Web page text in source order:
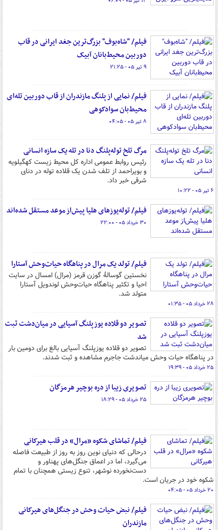
فیلم/ "شاه‌بوف" بزرگ‌ترین جغد ایرانی در قاب
دوربین محیط‌بانان آبیک
۹ تیر ۰۵ - ۲۱:۲۵
فیلم/ نمایی از پلنگ مازندران از قاب دوربین تله‌ای
محیط‌بان سوادکوهی
۸ تیر ۰۵ - ۰۴:۰۵
مرگ تلخ توله‌پلنگ دنا در تله یک سازه انسانی
رئیس روابط عمومی اداره کل محیط زیست کهگیلویه
و بویراحمد از تلف شدن یک قلاده توله در دنای
شرقی خبر داد.
۶ تیر ۰۵ - ۱۰:۲۲
فیلم/ توله‌یوزهای هلیا پیش‌از موعد مستقل شده‌اند
۳۰ خرداد ۰۵ - ۲۲:۰۰
فیلم/ تولد یک مرال در پناهگاه حیات‌وحش آستارا
نخستین گوسالۀ گوزن قرمز (مرال) امسال در سایت
احیا و تکثیر پناهگاه حیات‌وحش لوندویل آستارا
متولد شد.
۲۸ خرداد ۰۵ - ۰۱:۳۵
تصویر دو قلاده یوزپلنگ آسیایی در میان‌دشت ثبت
شد
تصویر دو قلاده یوزپلنگ آسیایی بالغ برای دومین بار
در پناهگاه حیات وحش میاندشت جاجرم مشاهده و ثبت شدند.
۲۵ خرداد ۰۵ - ۱۹:۳۹
تصویری زیبا از دره بوچیر هرمزگان
۲۵ خرداد ۰۵ - ۱۸:۲۹
فیلم/ تماشای شکوه «مرال» در قلب هیرکانی
درحالی که دنیای نوین روز به روز از طبیعت فاصله
می‌گیرد، اما در اعماق جنگل‌های پهناور و
دست‌نخورده نوشهر، تنوع زیستی همچنان با تمام
شکوه خود در جریان است.
۲۰ خرداد ۰۵ - ۰۴:۰۵
فیلم/ نبض حیات وحش در جنگل‌های هیرکانی
مازندران